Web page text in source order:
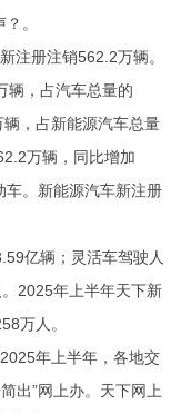
。
册注销562.2万辆。
辆，占汽车总量的
，占新能源汽车总量
万辆，同比增加
车。新能源汽车新注册
亿辆；灵活车驾驶人
2025年上半年天下新
万人。
年上半年，各地交
出”网上办。天下网上